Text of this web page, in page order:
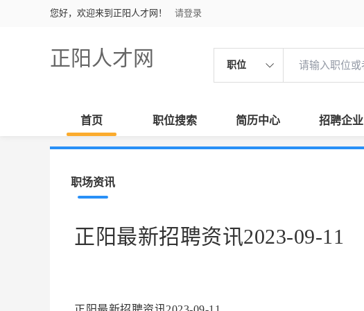
您好，欢迎来到正阳人才网！ 请登录
正阳人才网 职位
首页 职位搜索 简历中心 招聘企业
职场资讯
正阳最新招聘资讯2023-09-11